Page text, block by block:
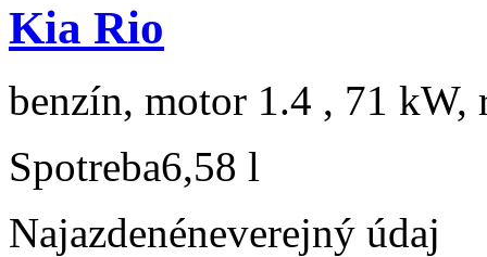
Kia Rio
benzín, motor 1.4 , 71 kW,
Spotreba6,58 l
Najazdenéneverejný údaj